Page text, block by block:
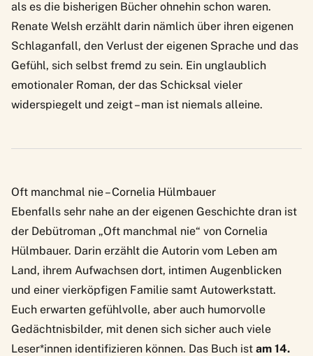
als es die bisherigen Bücher ohnehin schon waren.
Renate Welsh erzählt darin nämlich über ihren eigenen
Schlaganfall, den Verlust der eigenen Sprache und das
Gefühl, sich selbst fremd zu sein. Ein unglaublich
emotionaler Roman, der das Schicksal vieler
widerspiegelt und zeigt – man ist niemals alleine.
Oft manchmal nie – Cornelia Hülmbauer
Ebenfalls sehr nahe an der eigenen Geschichte dran ist
der Debütroman „Oft manchmal nie“ von Cornelia
Hülmbauer. Darin erzählt die Autorin vom Leben am
Land, ihrem Aufwachsen dort, intimen Augenblicken
und einer vierköpfigen Familie samt Autowerkstatt.
Euch erwarten gefühlvolle, aber auch humorvolle
Gedächtnisbilder, mit denen sich sicher auch viele
Leser*innen identifizieren können. Das Buch ist am 14.